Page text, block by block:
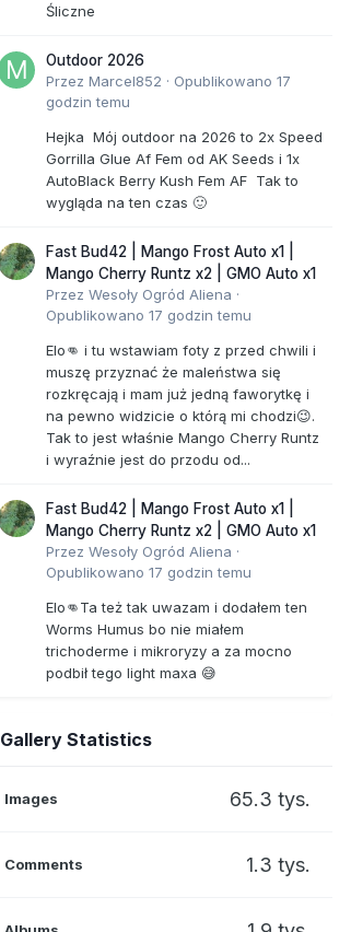
Śliczne
Outdoor 2026
Przez Marcel852 · Opublikowano 17
godzin temu
Hejka Mój outdoor na 2026 to 2x Speed
Gorrilla Glue Af Fem od AK Seeds i 1x
AutoBlack Berry Kush Fem AF Tak to
wygląda na ten czas 🙂
Fast Bud42 | Mango Frost Auto x1 |
Mango Cherry Runtz x2 | GMO Auto x1
Przez Wesoły Ogród Aliena ·
Opublikowano 17 godzin temu
Elo👊 i tu wstawiam foty z przed chwili i
muszę przyznać że maleństwa się
rozkręcają i mam już jedną faworytkę i
na pewno widzicie o którą mi chodzi😉.
Tak to jest właśnie Mango Cherry Runtz
i wyraźnie jest do przodu od...
Fast Bud42 | Mango Frost Auto x1 |
Mango Cherry Runtz x2 | GMO Auto x1
Przez Wesoły Ogród Aliena ·
Opublikowano 17 godzin temu
Elo👊Ta też tak uwazam i dodałem ten
Worms Humus bo nie miałem
trichoderme i mikroryzy a za mocno
podbił tego light maxa 😅
Gallery Statistics
Images 65.3 tys.
Comments 1.3 tys.